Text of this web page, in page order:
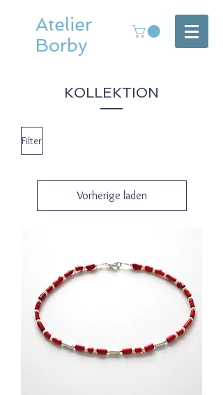
Atelier
Borby
KOLLEKTION
Filter
Vorherige laden